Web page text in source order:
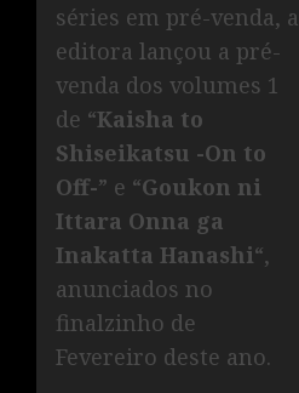
séries em pré-venda, a
editora lançou a pré-
venda dos volumes 1
de “Kaisha to
Shiseikatsu -On to
Off-” e “Goukon ni
Ittara Onna ga
Inakatta Hanashi“,
anunciados no
finalzinho de
Fevereiro deste ano.